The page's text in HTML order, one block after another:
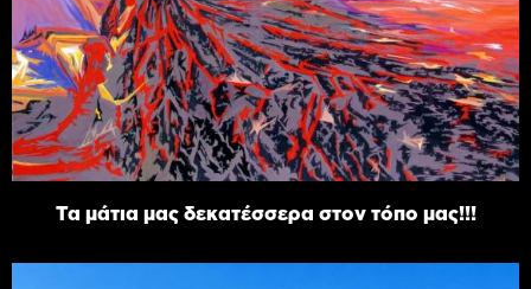
Τα μάτια μας δεκατέσσερα στον τόπο μας!!!